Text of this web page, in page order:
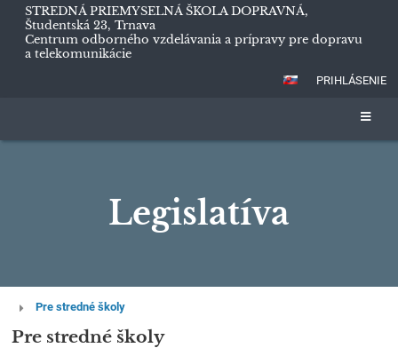
STREDNÁ PRIEMYSELNÁ ŠKOLA DOPRAVNÁ,
Študentská 23, Trnava
Centrum odborného vzdelávania a prípravy pre dopravu
a telekomunikácie
PRIHLÁSENIE
Legislatíva
Legislatíva
Pre stredné školy
Pre stredné školy